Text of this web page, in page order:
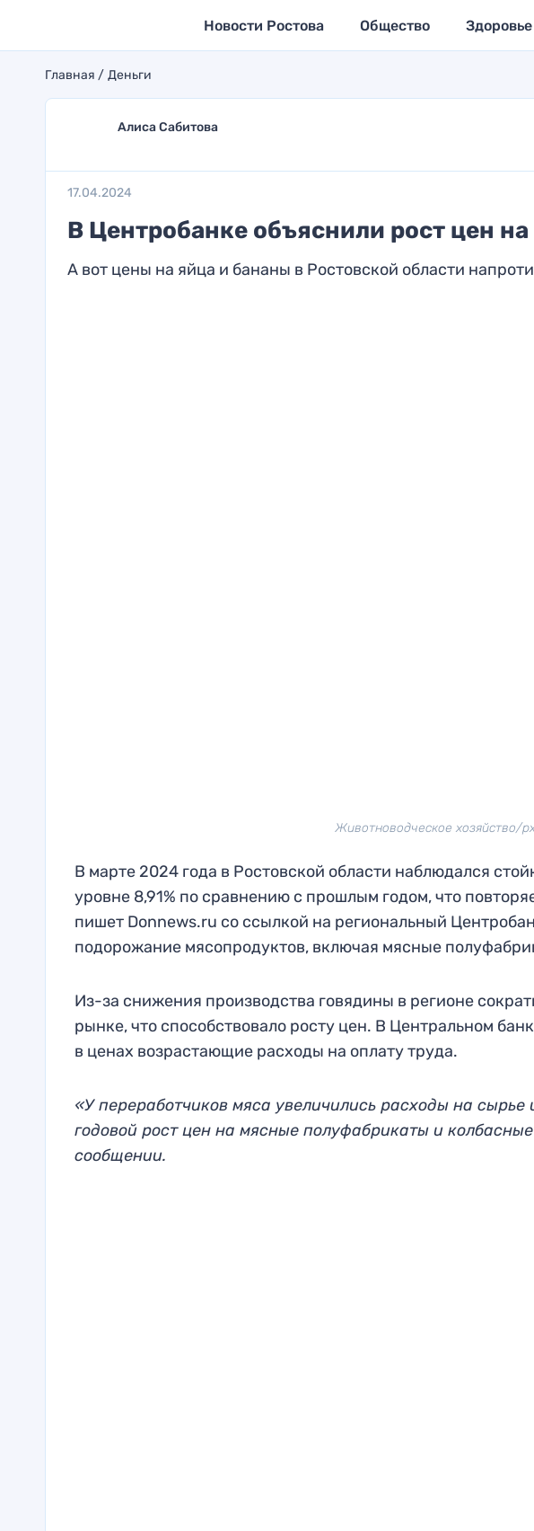
Новости Ростова Общество Здоровье
Главная Деньги
Алиса Сабитова
17.04.2024
В Центробанке объяснили рост цен
А вот цены на яйца и бананы в Ростовской области
Животноводческое хозяйство/
В марте 2024 года в Ростовской области наблюдался
уровне 8,91% по сравнению с прошлым годом, что
пишет Donnews.ru со ссылкой на региональный
подорожание мясопродуктов, включая мясные
Из-за снижения производства говядины в регионе
рынке, что способствовало росту цен. В Центральном
в ценах возрастающие расходы на оплату труда.
«У переработчиков мяса увеличились расходы на сырье
годовой рост цен на мясные полуфабрикаты и
сообщении.